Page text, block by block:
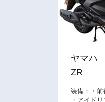
ヤマハ
ZR
装備：・
・アイド